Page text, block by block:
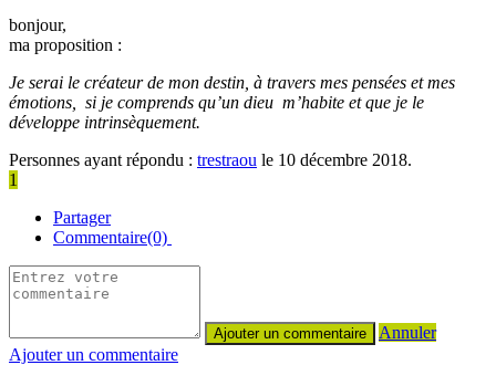
bonjour,
ma proposition :
Je serai le créateur de mon destin, à travers mes pensées et mes
émotions, si je comprends qu’un dieu m’habite et que je le
développe intrinsèquement.
Personnes ayant répondu : trestraou le 10 décembre 2018.
1
Partager
Commentaire(0)
Annuler
Ajouter un commentaire